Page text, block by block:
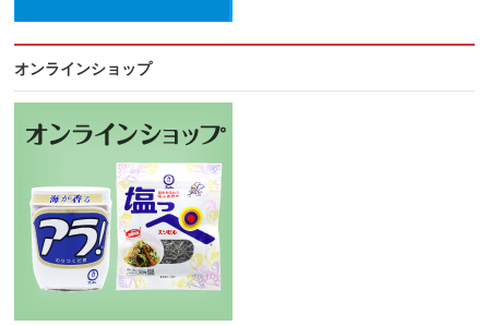
オンラインショップ